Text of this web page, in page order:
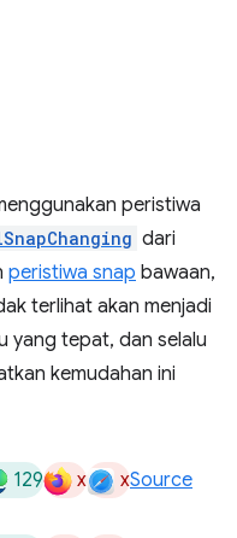
peristiwa
dari
peristiwa snap bawaan,
terlihat akan menjadi
yang tepat, dan selalu
kemudahan ini
129 x xSource